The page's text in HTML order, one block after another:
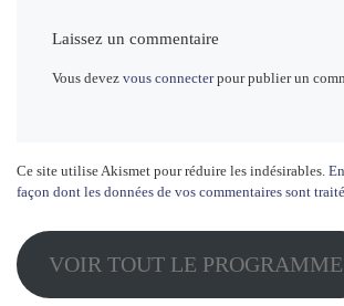
Laissez un commentaire
Vous devezvous connecterpour publier un
Ce site utilise Akismet pour réduire les indésirables.
façon dont les données de vos commentaires sont
VOIR TOUT LE PROGRAMME